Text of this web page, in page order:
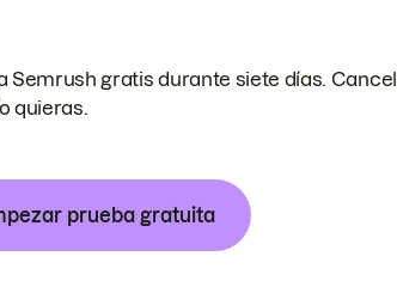
Semrush gratis durante siete días.
quieras.
prueba gratuita